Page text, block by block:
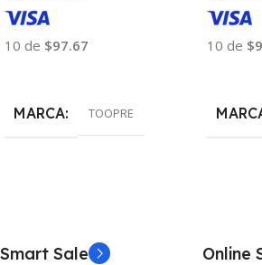
10 de $97.67
MARCA TOOPRE
10 de
Smart Sale Online